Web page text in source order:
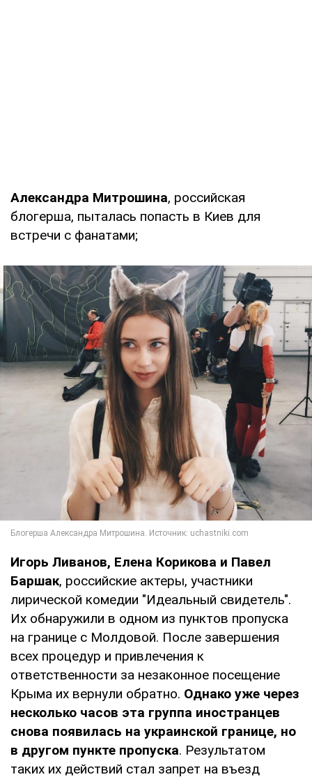
Александра Митрошина, российская
блогерша, пыталась попасть в Киев для
встречи с фанатами;
Игорь Ливанов, Елена Корикова и Павел
Баршак, российские актеры, участники
лирической комедии "Идеальный свидетель".
Их обнаружили в одном из пунктов пропуска
на границе с Молдовой. После завершения
всех процедур и привлечения к
ответственности за незаконное посещение
Крыма их вернули обратно. Однако уже через
несколько часов эта группа иностранцев
снова появилась на украинской границе, но
в другом пункте пропуска. Результатом
таких их действий стал запрет на въезд